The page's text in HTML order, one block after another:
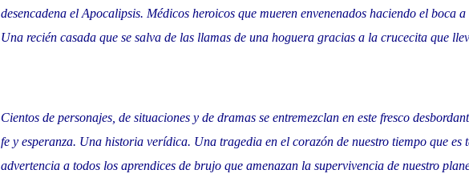
desencadena el Apocalipsis. Médicos heroicos que mueren envenenados haciendo el boca
Una recién casada que se salva de las llamas de una hoguera gracias a la crucecita que
Cientos de personajes, de situaciones y de dramas se entremezclan en este fresco
fe y esperanza. Una historia verídica. Una tragedia en el corazón de nuestro tiempo que es
advertencia a todos los aprendices de brujo que amenazan la supervivencia de nuestro